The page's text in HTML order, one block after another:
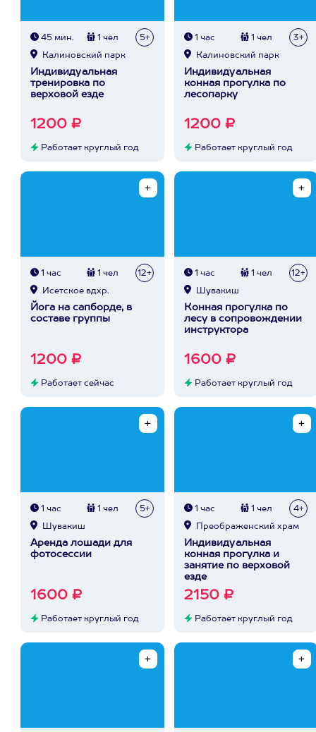
45 мин. 1 чел 5+
Калиновский парк
Индивидуальная
тренировка по
верховой езде
1200 ₽
Работает круглый год
1 час 1 чел 3+
Калиновский парк
Индивидуальная
конная прогулка по
лесопарку
1200 ₽
Работает круглый год
1 час 1 чел 12+
Исетское вдхр.
Йога на сапборде, в
составе группы
1200 ₽
Работает сейчас
1 час 1 чел 12+
Шувакиш
Конная прогулка по
лесу в сопровождении
инструктора
1600 ₽
Работает круглый год
1 час 1 чел 5+
Шувакиш
Аренда лошади для
фотосессии
1600 ₽
Работает круглый год
1 час 1 чел 4+
Преображенский храм
Индивидуальная
конная прогулка и
занятие по верховой
езде
2150 ₽
Работает круглый год